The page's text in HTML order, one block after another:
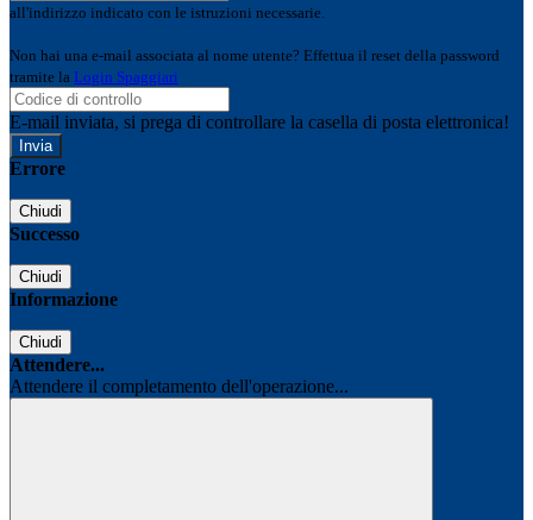
all'indirizzo indicato con le istruzioni necessarie.
Non hai una e-mail associata al nome utente? Effettua il reset della password
tramite la Login Spaggiari
E-mail inviata, si prega di controllare la casella di posta elettronica!
Errore
Chiudi
Successo
Chiudi
Informazione
Chiudi
Attendere...
Attendere il completamento dell'operazione...